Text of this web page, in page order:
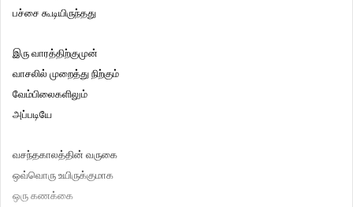
பச்சை கூடியிருந்தது
இரு வாரத்திற்குமுன்
வாசலில் முறைத்து நிற்கும்
வேம்பிலைகளிலும்
அப்படியே
வசந்தகாலத்தின் வருகை
ஒவ்வொரு உயிருக்குமாக
ஒரு கணக்கை